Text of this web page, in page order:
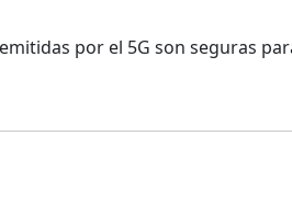
por el 5G son seguras